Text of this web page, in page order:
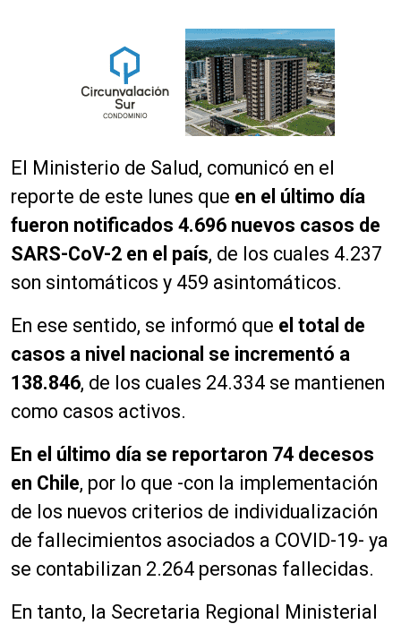
El Ministerio de Salud, comunicó en el
reporte de este lunes que en el último día
fueron notificados 4.696 nuevos casos de
SARS-CoV-2 en el país, de los cuales 4.237
son sintomáticos y 459 asintomáticos.
En ese sentido, se informó que el total de
casos a nivel nacional se incrementó a
138.846, de los cuales 24.334 se mantienen
como casos activos.
En el último día se reportaron 74 decesos
en Chile, por lo que -con la implementación
de los nuevos criterios de individualización
de fallecimientos asociados a COVID-19- ya
se contabilizan 2.264 personas fallecidas.
En tanto, la Secretaria Regional Ministerial